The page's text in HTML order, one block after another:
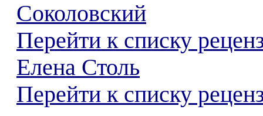
Соколовский
Перейти к списку
Елена Столь
Перейти к списку